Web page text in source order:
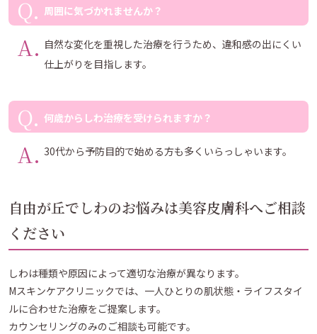
周囲に気づかれませんか？
自然な変化を重視した治療を行うため、違和感の出にくい
仕上がりを目指します。
何歳からしわ治療を受けられますか？
30代から予防目的で始める方も多くいらっしゃいます。
自由が丘でしわのお悩みは美容皮膚科へご相談
ください
しわは種類や原因によって適切な治療が異なります。
Mスキンケアクリニックでは、一人ひとりの肌状態・ライフスタイ
ルに合わせた治療をご提案します。
カウンセリングのみのご相談も可能です。